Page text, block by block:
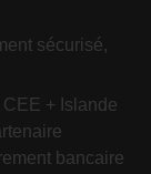
sécurisé,
CEE + Islande
bancaire